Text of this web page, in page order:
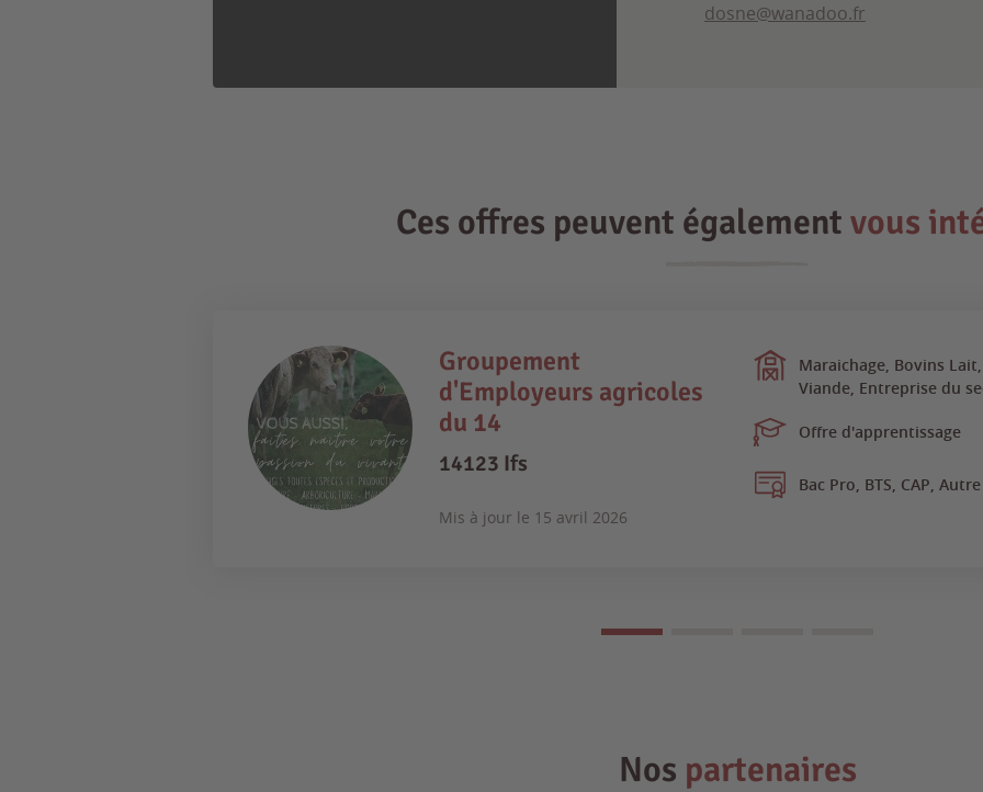
dosne@wanadoo.fr
Ces offres peuvent également vous
Groupement
d'Employeurs agricoles
du 14
14123 Ifs
Mis à jour le 15 avril 2026
Maraichage, Bovins
Viande, Entreprise du
Offre d'apprentissage
Bac Pro, BTS, CAP, Autre
Nos partenaires